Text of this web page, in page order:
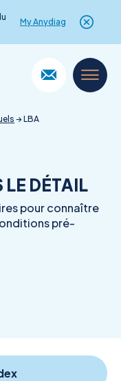
My Anydiag
→LBA
LE DÉTAIL
pour connaître
pré-